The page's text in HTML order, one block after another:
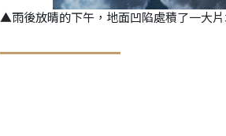
▲雨後放晴的下午，地面凹陷處積了一大